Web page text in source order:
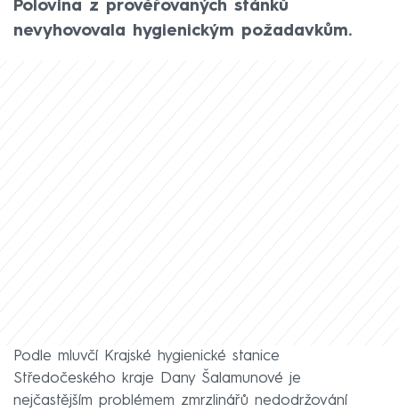
Polovina z prověřovaných stánků
nevyhovovala hygienickým požadavkům.
Podle mluvčí Krajské hygienické stanice
Středočeského kraje Dany Šalamunové je
nejčastějším problémem zmrzlinářů nedodržování